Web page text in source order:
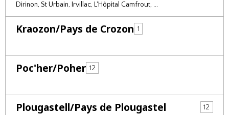
Dirinon, St Urbain, Irvillac, L'Hôpital Camfrout, ...
Kraozon/Pays de Crozon 1
Poc'her/Poher 12
Plougastell/Pays de Plougastel
12